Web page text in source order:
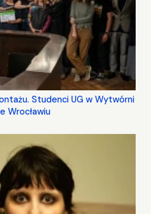
Studenci UG w Wytwórni
Wrocławiu